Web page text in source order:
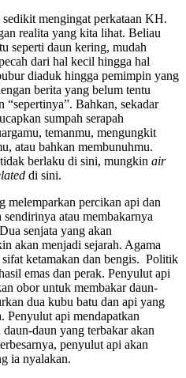
mengingat perkataan KH.
realita yang kita lihat. Beliau
seperti daun kering, mudah
dari hal kecil hingga hal
diaduk hingga pemimpin yang
berita yang belum tentu
“sepertinya”. Bahkan, sekadar
sumpah serapah
temanmu, mengungkit
atau bahkan membunuhmu.
tidak berlaku di sini, mungkin air
di sini.
melemparkan percikan api dan
atau membakarnya
senjata yang akan
akan menjadi sejarah. Agama
ketamakan dan bengis. Politik
emas dan perak. Penyulut api
obor untuk membakar daun-
dua kubu batu dan api yang
Penyulut api mendapatkan
daun yang terbakar akan
penyulut api akan
ia nyalakan.